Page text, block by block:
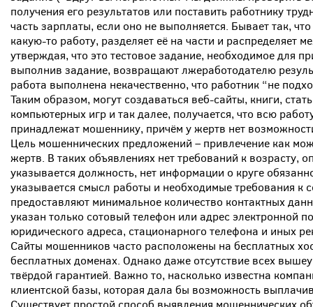
получения его результатов или поставить работнику
часть зарплаты, если оно не выполняется. Бывает так,
какую-то работу, разделяет её на части и распределяет
утверждая, что это тестовое задание, необходимое для
выполнив задание, возвращают лжеработодателю
работа выполнена некачественно, что работник “не
Таким образом, могут создаваться веб-сайты, книги,
компьютерных игр и так далее, получается, что всю
принадлежат мошеннику, причём у жертв нет
Цель мошеннических предложений – привлечение как
жертв. В таких объявлениях нет требований к возрасту,
указывается должность, нет информации о круге
указывается смысл работы и необходимые требования к
предоставляют минимальное количество контактных
указан только сотовый телефон или адрес электронной
юридического адреса, стационарного телефона и иных
Сайты мошенников часто расположены на бесплатных
бесплатных доменах. Однако даже отсутствие всех
твёрдой гарантией. Важно то, насколько известна
клиентской базы, которая дала бы возможность